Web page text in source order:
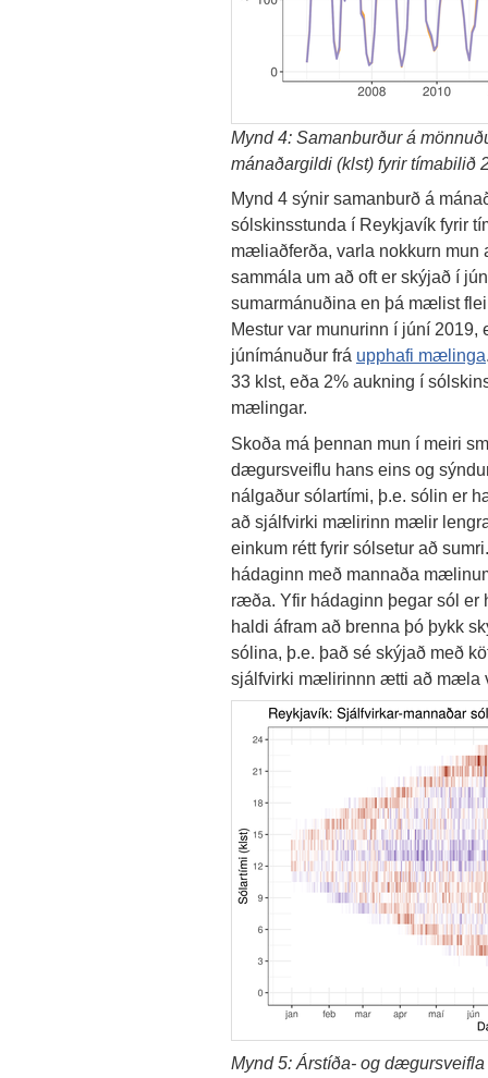
Mynd 4: Samanburður á
mánaðargildi (klst) fyrir tímabilið
Mynd 4 sýnir samanburð á
sólskinsstunda í Reykjavík fyrir
mæliaðferða, varla nokkurn mun
sammála um að oft er skýjað í
sumarmánuðina en þá mælist
Mestur var munurinn í júní 2019,
júnímánuður frá upphafi mælinga
33 klst, eða 2% aukning í
mælingar.
Skoða má þennan mun í meiri
dægursveiflu hans eins og
nálgaður sólartími, þ.e. sólin er
að sjálfvirki mælirinn mælir
einkum rétt fyrir sólsetur að
hádaginn með mannaða
ræða. Yfir hádaginn þegar sól
haldi áfram að brenna þó þykk
sólina, þ.e. það sé skýjað með
sjálfvirki mælirinnn ætti að mæla
Mynd 5: Árstíða- og